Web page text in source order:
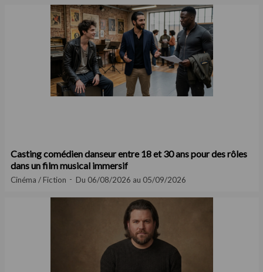
Casting comédien danseur entre 18 et 30 ans pour des rôles
dans un film musical immersif
Cinéma / Fiction Du 06/08/2026 au 05/09/2026